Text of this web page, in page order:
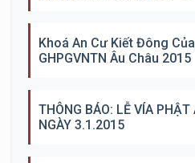
Khoá An Cư Kiết Đông
GHPGVNTN Âu Châu 2015
THÔNG BÁO: LỄ VÍA
NGÀY 3.1.2015